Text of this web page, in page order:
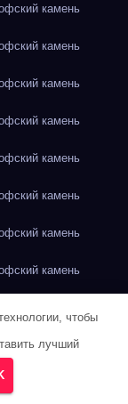
камень
камень
камень
камень
камень
камень
камень
камень
камень
камень
чтобы
лучший